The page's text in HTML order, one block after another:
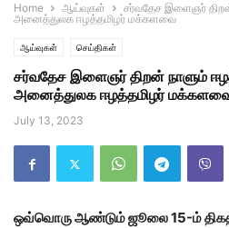
Home ஆய்வுகள்
சர்வதேச இளைஞர்
அனைத்துலக ஈழத்தமிழர் மக்களவை
ஆய்வுகள் செய்திகள்
சர்வதேச இளைஞர் திறன் நாளும்
அனைத்துலக ஈழத்தமிழர்
July 13, 2023
ஒவ்வொரு ஆண்டும் ஜூலை 15-ம்